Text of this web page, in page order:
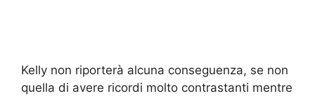
Kelly non riporterà alcuna conseguenza, se non
quella di avere ricordi molto contrastanti mentre